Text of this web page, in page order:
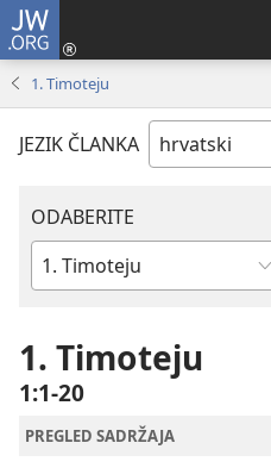
JW.ORG
1. Timoteju
JEZIK ČLANKA
ODABERITE
Biblijska
1. Timoteju
1:1-20
PREGLED SADRŽAJA